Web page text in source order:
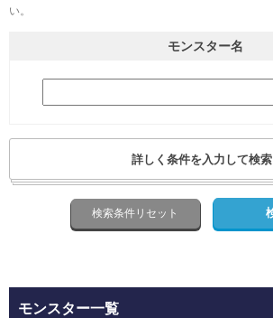
い。
モンスター名
詳しく条件を入力して検索
モンスター一覧